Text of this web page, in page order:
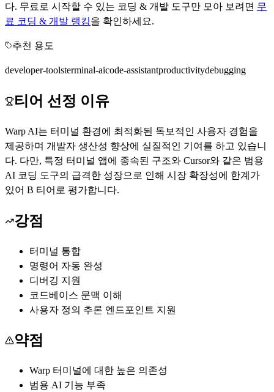
다. 무료로 시작할 수 있는 코딩 & 개발 도구만 모아 보려면 무
료 코딩 & 개발 랭킹을 확인하세요.
추천 용도
developer-toolsterminal-aicode-assistantproductivitydebugging
티어 선정 이유
Warp AI는 터미널 환경에 최적화된 독보적인 사용자 경험을
제공하며 개발자 생산성 향상에 실질적인 기여를 하고 있습니
다. 다만, 특정 터미널 앱에 종속된 구조와 Cursor와 같은 범용
AI 코딩 도구의 급격한 성장으로 인해 시장 확장성에 한계가
있어 B 티어로 평가합니다.
강점
터미널 통합
명령어 자동 완성
디버깅 지원
코드베이스 문맥 이해
사용자 정의 추론 엔드포인트 지원
약점
Warp 터미널에 대한 높은 의존성
범용 AI 기능 부족